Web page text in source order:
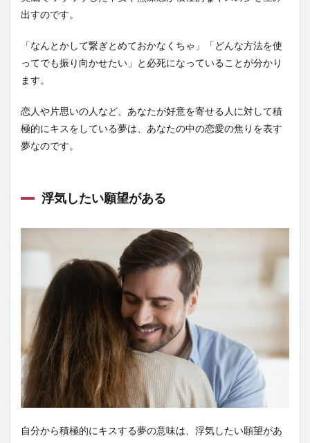
出すのです。
「なんとかして繋ぎとめておかなくちゃ」「どんな方法を使
ってでも振り向かせたい」と必死になっていることが分かり
ます。
恋人や片思いの人など、あなたが好意を寄せる人に対して積
極的にキスをしている夢は、あなたの中の恋愛の焦りを表す
夢なのです。
浮気したい願望がある
自分から積極的にキスする夢の意味は、浮気したい願望があ